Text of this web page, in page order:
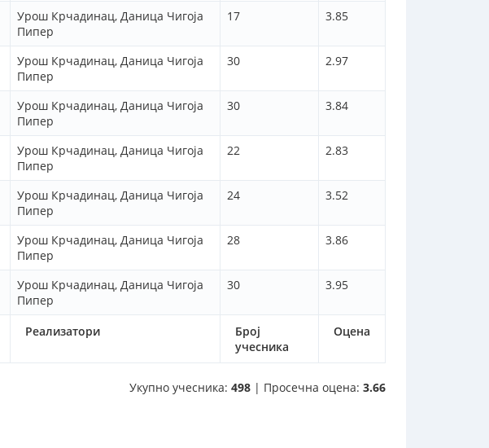
Реализатори
Број
учесника
Оцена
Урош Крчадинац, Даница Чигоја
Пипер
17 3.85
Урош Крчадинац, Даница Чигоја
Пипер
30 2.97
Урош Крчадинац, Даница Чигоја
Пипер
30 3.84
Урош Крчадинац, Даница Чигоја
Пипер
22 2.83
Урош Крчадинац, Даница Чигоја
Пипер
24 3.52
Урош Крчадинац, Даница Чигоја
Пипер
28 3.86
Урош Крчадинац, Даница Чигоја
Пипер
30 3.95
Укупно учесника: 498 | Просечна оцена: 3.66